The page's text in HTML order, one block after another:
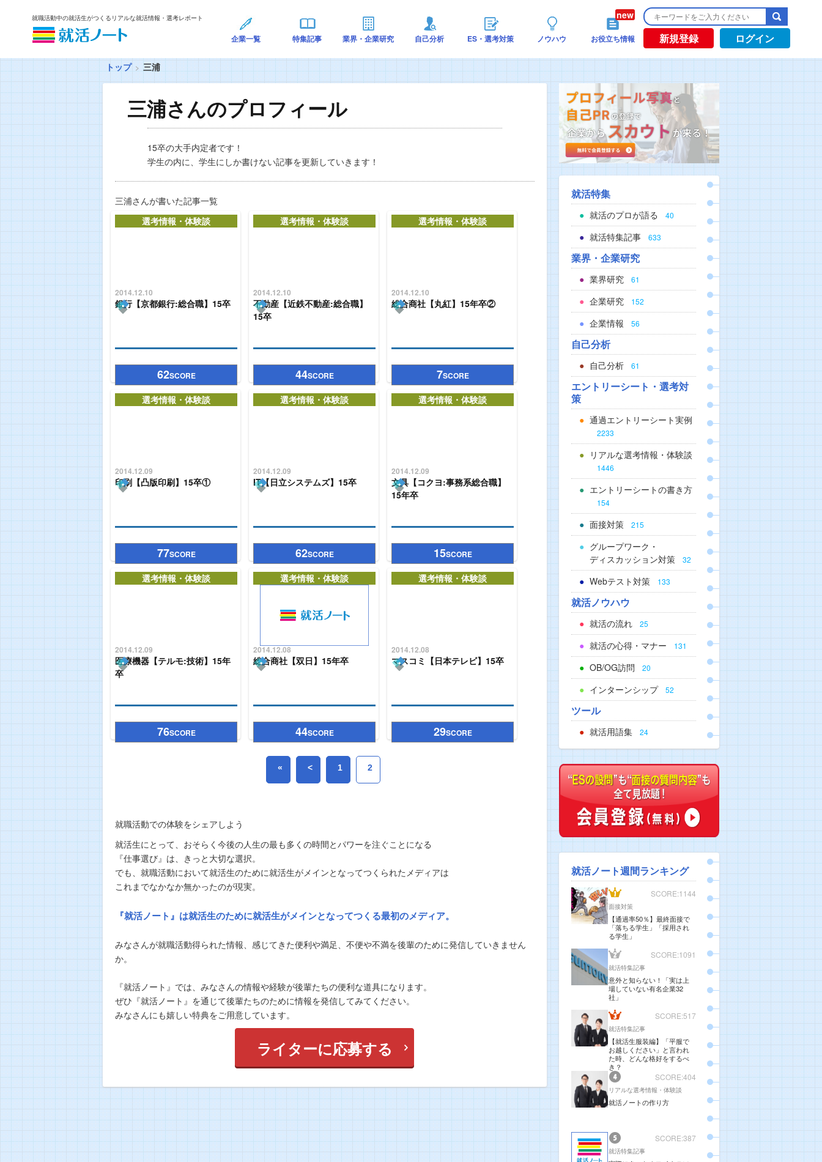
就職活動中の就活生がつくるリアルな就活情報・選考レポート
企業一覧 特集記事 業界・企業研究 自己分析 ES・選考対策 ノウハウ お役立ち情報 新規登録 ログイン
トップ 三浦
三浦さんのプロフィール
15卒の大手内定者です！
学生の内に、学生にしか書けない記事を更新していきます！
三浦さんが書いた記事一覧
選考情報・体験談
2014.12.10
銀行【京都銀行:総合職】15卒
62SCORE
選考情報・体験談
2014.12.10
不動産【近鉄不動産:総合職】
15卒
44SCORE
選考情報・体験談
2014.12.10
総合商社【丸紅】15年卒②
7SCORE
選考情報・体験談
2014.12.09
印刷【凸版印刷】15卒①
77SCORE
選考情報・体験談
2014.12.09
IT【日立システムズ】15卒
62SCORE
選考情報・体験談
2014.12.09
文具【コクヨ:事務系総合職】
15年卒
15SCORE
選考情報・体験談
2014.12.09
医療機器【テルモ:技術】15年
卒
76SCORE
選考情報・体験談
2014.12.08
総合商社【双日】15年卒
44SCORE
選考情報・体験談
2014.12.08
マスコミ【日本テレビ】15卒
29SCORE
« < 1 2
就職活動での体験をシェアしよう
就活生にとって、おそらく今後の人生の最も多くの時間とパワーを注ぐことになる
『仕事選び』は、きっと大切な選択。
でも、就職活動において就活生のために就活生がメインとなってつくられたメディアは
これまでなかなか無かったのが現実。
『就活ノート』は就活生のために就活生がメインとなってつくる最初のメディア。
みなさんが就職活動得られた情報、感じてきた便利や満足、不便や不満を後輩のために発信していきません
か。
『就活ノート』では、みなさんの情報や経験が後輩たちの便利な道具になります。
ぜひ『就活ノート』を通じて後輩たちのために情報を発信してみてください。
みなさんにも嬉しい特典をご用意しています。
ライターに応募する
就活特集
就活のプロが語る 40
就活特集記事 633
業界・企業研究
業界研究 61
企業研究 152
企業情報 56
自己分析
自己分析 61
エントリーシート・選考対
策
通過エントリーシート実例
2233
リアルな選考情報・体験談
1446
エントリーシートの書き方
154
面接対策 215
グループワーク・
ディスカッション対策
32
Webテスト対策 133
就活ノウハウ
就活の流れ 25
就活の心得・マナー 131
OB/OG訪問 20
インターンシップ 52
ツール
就活用語集 24
就活ノート週間ランキング
SCORE:1144
面接対策
【通過率50％】最終面接で
「落ちる学生」「採用され
る学生」
SCORE:1091
就活特集記事
意外と知らない！「実は上
場していない有名企業32
社」
SCORE:517
就活特集記事
【就活生服装編】「平服で
お越しください」と言われ
た時、どんな格好をするべ
き？
SCORE:404
リアルな選考情報・体験談
就活ノートの作り方
SCORE:387
就活特集記事